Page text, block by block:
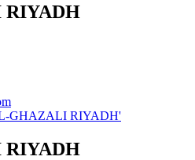
GHAZALI RIYADH'